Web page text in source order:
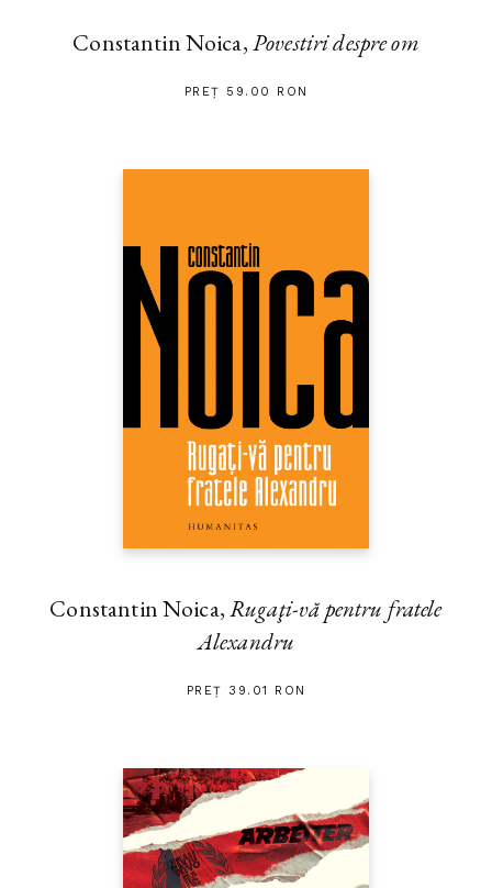
Constantin Noica,Povestiri despre om
PREȚ 59.00 RON
Constantin Noica,Rugaţi-vă pentru fratele
Alexandru
PREȚ 39.01 RON